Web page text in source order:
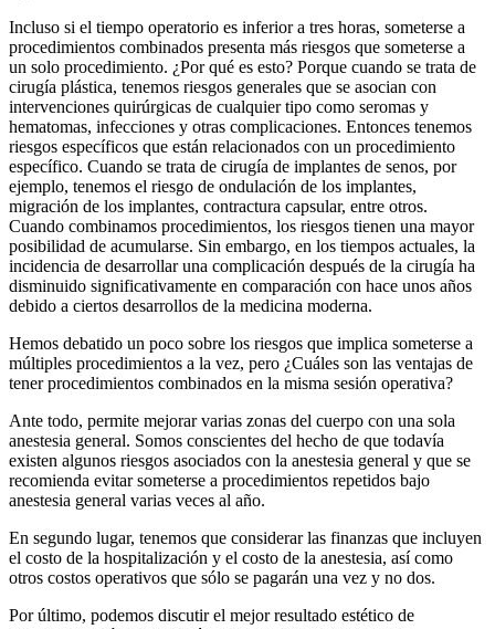
Incluso si el tiempo operatorio es inferior a tres horas, someterse a
procedimientos combinados presenta más riesgos que someterse a
un solo procedimiento. ¿Por qué es esto? Porque cuando se trata de
cirugía plástica, tenemos riesgos generales que se asocian con
intervenciones quirúrgicas de cualquier tipo como seromas y
hematomas, infecciones y otras complicaciones. Entonces tenemos
riesgos específicos que están relacionados con un procedimiento
específico. Cuando se trata de cirugía de implantes de senos, por
ejemplo, tenemos el riesgo de ondulación de los implantes,
migración de los implantes, contractura capsular, entre otros.
Cuando combinamos procedimientos, los riesgos tienen una mayor
posibilidad de acumularse. Sin embargo, en los tiempos actuales, la
incidencia de desarrollar una complicación después de la cirugía ha
disminuido significativamente en comparación con hace unos años
debido a ciertos desarrollos de la medicina moderna.
Hemos debatido un poco sobre los riesgos que implica someterse a
múltiples procedimientos a la vez, pero ¿Cuáles son las ventajas de
tener procedimientos combinados en la misma sesión operativa?
Ante todo, permite mejorar varias zonas del cuerpo con una sola
anestesia general. Somos conscientes del hecho de que todavía
existen algunos riesgos asociados con la anestesia general y que se
recomienda evitar someterse a procedimientos repetidos bajo
anestesia general varias veces al año.
En segundo lugar, tenemos que considerar las finanzas que incluyen
el costo de la hospitalización y el costo de la anestesia, así como
otros costos operativos que sólo se pagarán una vez y no dos.
Por último, podemos discutir el mejor resultado estético de